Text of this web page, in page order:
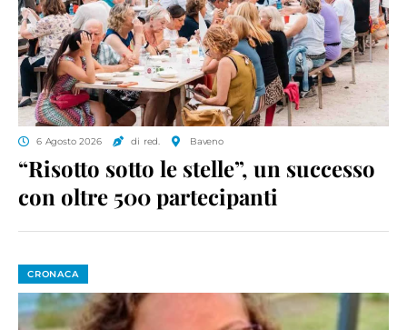
6 Agosto 2026 di red. Baveno
“Risotto sotto le stelle”, un successo
con oltre 500 partecipanti
CRONACA